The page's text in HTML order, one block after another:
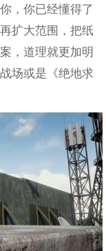
，你已经懂得了
扩大范围，把纸
，道理就更加明
场或是《绝地求